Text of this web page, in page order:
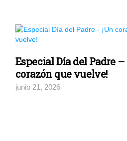
Especial Día del Padre –
corazón que vuelve!
junio 21, 2026